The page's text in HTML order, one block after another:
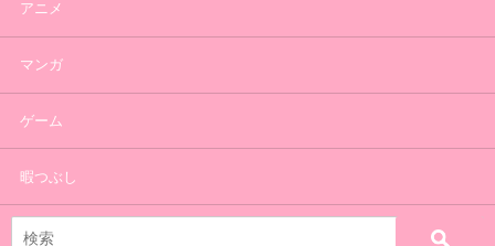
アニメ
マンガ
ゲーム
暇つぶし